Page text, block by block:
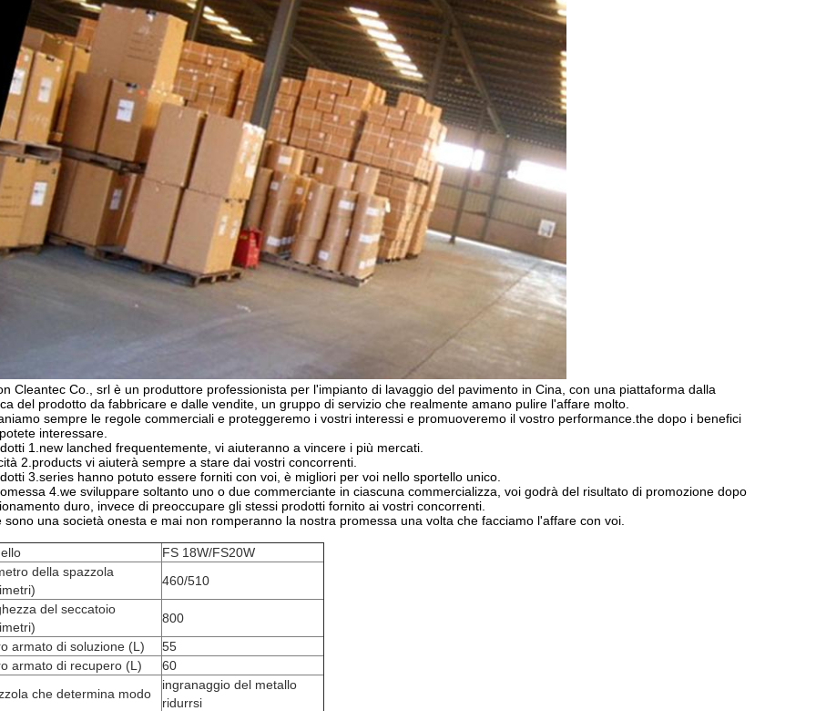
Cleantec Co., srl è un produttore professionista per l'impianto di lavaggio del pavimento in Cina, con una piattaforma dalla
del prodotto da fabbricare e dalle vendite, un gruppo di servizio che realmente amano pulire l'affare molto.
sempre le regole commerciali e proteggeremo i vostri interessi e promuoveremo il vostro performance.the dopo i benefici
interessare.
1.new lanched frequentemente, vi aiuteranno a vincere i più mercati.
2.products vi aiuterà sempre a stare dai vostri concorrenti.
3.series hanno potuto essere forniti con voi, è migliori per voi nello sportello unico.
4.we sviluppare soltanto uno o due commerciante in ciascuna commercializza, voi godrà del risultato di promozione dopo
duro, invece di preoccupare gli stessi prodotti fornito ai vostri concorrenti.
sono una società onesta e mai non romperanno la nostra promessa una volta che facciamo l'affare con voi.
FS 18W/FS20W
della spazzola
460/510
del seccatoio
800
armato di soluzione (L)
55
armato di recupero (L)
60
che determina modo
ingranaggio del metallo
ridurrsi